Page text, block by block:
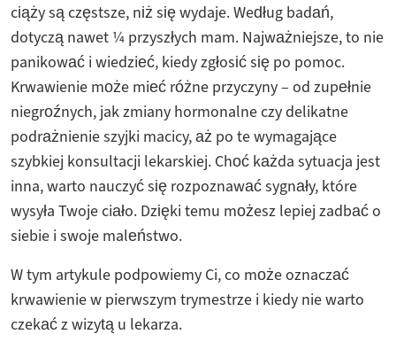
ciąży są częstsze, niż się wydaje. Według badań,
dotyczą nawet ¼ przyszłych mam. Najważniejsze, to nie
panikować i wiedzieć, kiedy zgłosić się po pomoc.
Krwawienie może mieć różne przyczyny – od zupełnie
niegroźnych, jak zmiany hormonalne czy delikatne
podrażnienie szyjki macicy, aż po te wymagające
szybkiej konsultacji lekarskiej. Choć każda sytuacja jest
inna, warto nauczyć się rozpoznawać sygnały, które
wysyła Twoje ciało. Dzięki temu możesz lepiej zadbać o
siebie i swoje maleństwo.
W tym artykule podpowiemy Ci, co może oznaczać
krwawienie w pierwszym trymestrze i kiedy nie warto
czekać z wizytą u lekarza.